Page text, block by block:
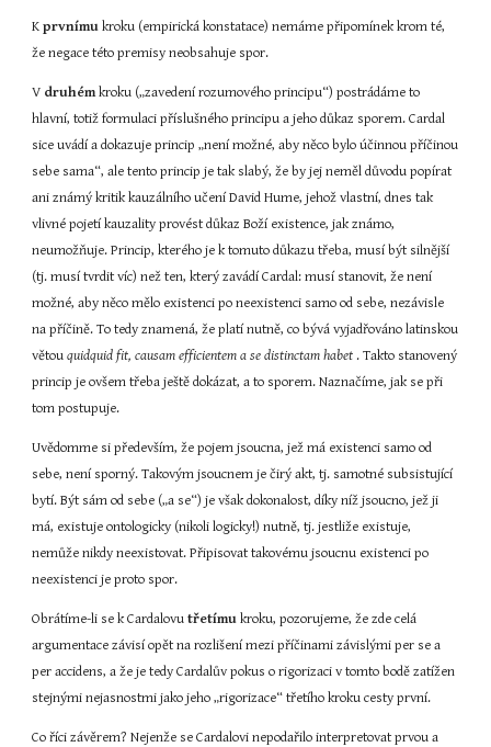
K prvnímu kroku (empirická konstatace) nemáme připomínek krom té,
že negace této premisy neobsahuje spor.
V druhém kroku („zavedení rozumového principu“) postrádáme to
hlavní, totiž formulaci příslušného principu a jeho důkaz sporem. Cardal
sice uvádí a dokazuje princip „není možné, aby něco bylo účinnou příčinou
sebe sama“, ale tento princip je tak slabý, že by jej neměl důvodu popírat
ani známý kritik kauzálního učení David Hume, jehož vlastní, dnes tak
vlivné pojetí kauzality provést důkaz Boží existence, jak známo,
neumožňuje. Princip, kterého je k tomuto důkazu třeba, musí být silnější
(tj. musí tvrdit víc) než ten, který zavádí Cardal: musí stanovit, že není
možné, aby něco mělo existenci po neexistenci samo od sebe, nezávisle
na příčině. To tedy znamená, že platí nutně, co bývá vyjadřováno latinskou
větou quidquid fit, causam efficientem a se distinctam habet . Takto stanovený
princip je ovšem třeba ještě dokázat, a to sporem. Naznačíme, jak se při
tom postupuje.
Uvědomme si především, že pojem jsoucna, jež má existenci samo od
sebe, není sporný. Takovým jsoucnem je čirý akt, tj. samotné subsistující
bytí. Být sám od sebe („a se“) je však dokonalost, díky níž jsoucno, jež ji
má, existuje ontologicky (nikoli logicky!) nutně, tj. jestliže existuje,
nemůže nikdy neexistovat. Připisovat takovému jsoucnu existenci po
neexistenci je proto spor.
Obrátíme-li se k Cardalovu třetímu kroku, pozorujeme, že zde celá
argumentace závisí opět na rozlišení mezi příčinami závislými per se a
per accidens, a že je tedy Cardalův pokus o rigorizaci v tomto bodě zatížen
stejnými nejasnostmi jako jeho „rigorizace“ třetího kroku cesty první.
Co říci závěrem? Nejenže se Cardalovi nepodařilo interpretovat prvou a